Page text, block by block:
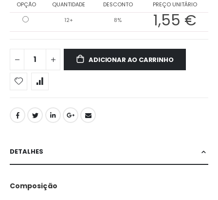
OPÇÃO QUANTIDADE DESCONTO
PREÇO UNITÁRIO
12+
8% 1,55 €
ADICIONAR AO CARRINHO
DETALHES
Composição